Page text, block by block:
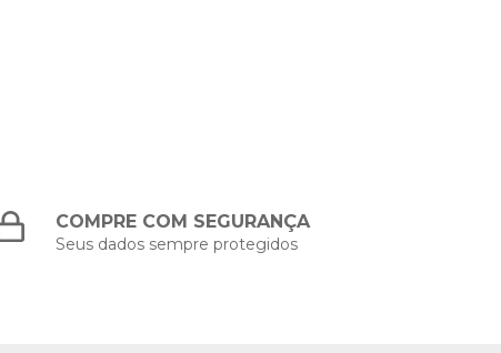
COMPRE COM SEGURANÇA
Seus dados sempre protegidos